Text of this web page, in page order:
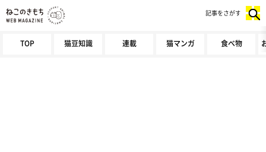
TOP 猫豆知識 連載 猫マンガ 食べ物
記事をさがす